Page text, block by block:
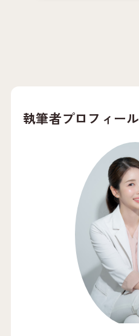
執筆者プロフィール